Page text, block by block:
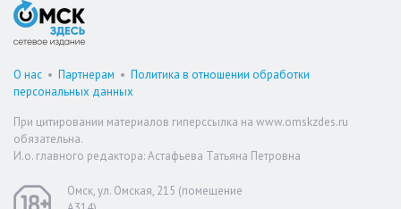
О нас • Партнерам • Политика в отношении обработки
персональных данных
При цитировании материалов гиперссылка на www.omskzdes.ru
обязательна.
И.о. главного редактора: Астафьева Татьяна Петровна
Омск, ул. Омская, 215 (помещение